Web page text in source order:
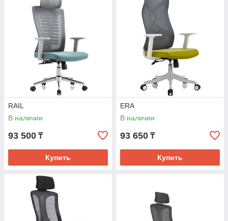
RAIL
В наличии
93 500 ₸
Купить
ERA
В наличии
93 650 ₸
Купить